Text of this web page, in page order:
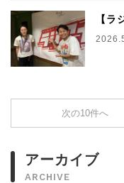
【ラ
次の10件へ
アーカイブ
ARCHIVE